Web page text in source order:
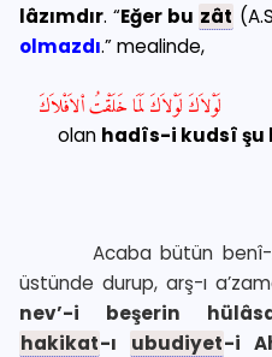
lâzımdır. “Eğer bu zât
olmazdı.” mealinde,
لَوْلاَكَ لَوْلاَكَ لَمَا خَلَقْتُ اْلاَفْلاَكَ
olan hadîs-i kudsîşu
Acaba bütün benî-
üstünde durup, arş-ı
nev’-i beşerin
hakikat-ı ubudiyet-i